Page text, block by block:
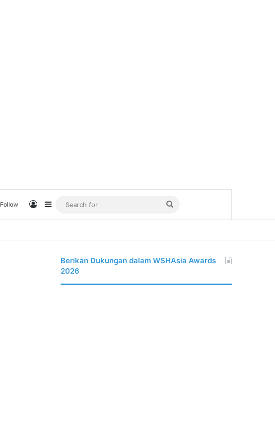
Follow Log InSidebar
for
Berikan Dukungan dalam WSHAsia Awards
2026